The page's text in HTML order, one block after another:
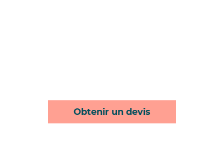
Obtenir un devis